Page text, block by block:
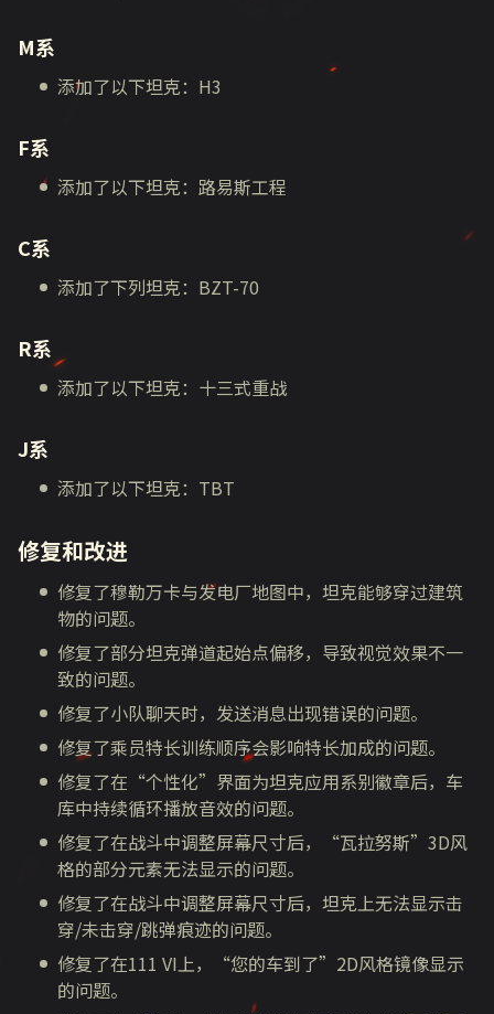
M系
添加了以下坦克：H3
F系
添加了以下坦克：路易斯工程
C系
添加了下列坦克：BZT-70
R系
添加了以下坦克：十三式重战
J系
添加了以下坦克：TBT
修复和改进
修复了穆勒万卡与发电厂地图中，坦克能够穿过建筑
物的问题。
修复了部分坦克弹道起始点偏移，导致视觉效果不一
致的问题。
修复了小队聊天时，发送消息出现错误的问题。
修复了乘员特长训练顺序会影响特长加成的问题。
修复了在“个性化”界面为坦克应用系别徽章后，车
库中持续循环播放音效的问题。
修复了在战斗中调整屏幕尺寸后，“瓦拉努斯”3D风
格的部分元素无法显示的问题。
修复了在战斗中调整屏幕尺寸后，坦克上无法显示击
穿/未击穿/跳弹痕迹的问题。
修复了在111 VI上，“您的车到了”2D风格镜像显示
的问题。